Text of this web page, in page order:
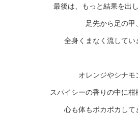
最後は、もっと結果を出
足先から足の甲
全身くまなく流してい
オレンジやシナモ
スパイシーの香りの中に柑
心も体もポカポカして